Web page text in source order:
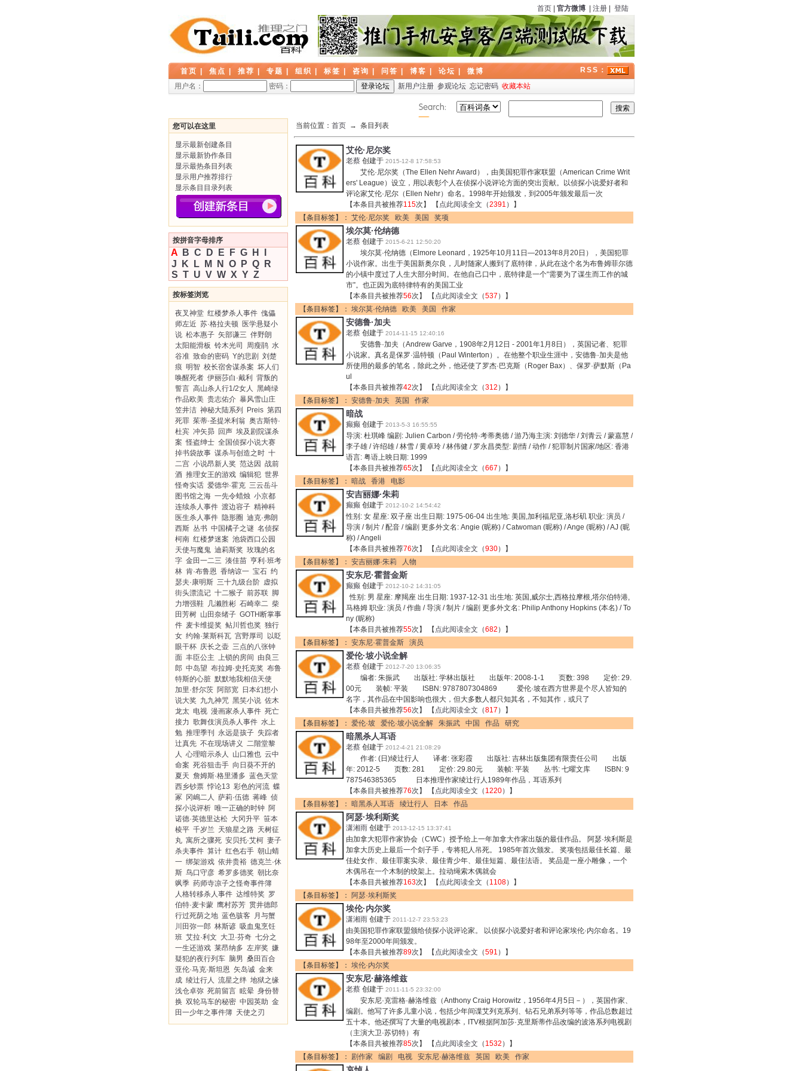
首页 官方微博 注册 登陆
首页 焦点 推荐 专题 组织 标签 咨询 问答 博客 论坛 微博
RSS：
用户名：
密码： 新用户注册 参观论坛 忘记密码 收藏本站
您可以在这里
显示最新创建条目
显示最新协作条目
显示最热条目列表
显示用户推荐排行
显示条目目录列表
按拼音字母排序
A B C D E F G H
J
K L M N O P Q
R
S T U V W X Y Z
按标签浏览
夜叉神堂 红楼梦杀人事件 傀儡
师左近 苏·格拉夫顿 医学悬疑小
说 松本惠子 矢部谦三 伴野朗
太阳能滑板 铃木光司 周瘦鹃 水
谷准 致命的密码 Y的悲剧 刘楚
痕 明智 校长宿舍谋杀案 坏人们
唤醒死者 伊丽莎白·戴利
背叛的
誓言 高山杀人行1/2女人 黑崎绿
作品欧美 贵志佑介 暴风雪山庄
笠井洁 神秘大陆系列 Preis 第四
死罪 茱蒂·圣提米利翁 奥古斯特·
杜宾 冲矢昴 回声 埃及剧院谋杀
案 怪盗绅士 全国侦探小说大赛
掉书袋故事 谋杀与创造之时 十
二宫 小说昂新人奖 范达因 战前
酒 推理女王的游戏 编辑犯 世界
怪奇实话 爱德华·霍克 三云岳斗
图书馆之海 一先令蜡烛 小京都
连续杀人事件 渡边容子 精神科
医生杀人事件 隐形圈 迪克·弗朗
西斯 丛书 中国橘子之谜 名侦探
柯南 红楼梦迷案 池袋西口公园
天使与魔鬼 迪莉斯奖 玫瑰的名
字 金田一二三 湊佳苗 亨利·班考
林 肯·布鲁恩 香纳谅一 宝石 约
瑟夫·康明斯 三十九级台阶 虚拟
街头漂流记 十二猴子 前苏联 脚
力增强鞋 几濑胜彬 石崎幸二 柴
田芳树 山田奈绪子 GOTH断掌事
件 麦卡维提奖 鲇川哲也奖 独行
女 约翰·莱斯科瓦 宫野厚司
以眨
眼干杯 庆长之壶 三点的八张钟
面 丰臣公主 上锁的房间
由良三
郎 中岛望 布拉姆·史托克奖 布鲁
特斯的心脏 默默地我相信天使
加里·舒尔茨 阿部宽 日本幻想小
说大奖 九九神咒 黑笑小说 佐木
龙太 电视 漫画家杀人事件 死亡
接力 歌舞伎演员杀人事件 水上
勉 推理季刊 永远是孩子 失踪者
辻真先 不在现场讲义 二階堂黎
人 心理暗示杀人 山口雅也 云中
命案 死谷狙击手 向日葵不开的
夏天 詹姆斯·格里潘多 蓝色天堂
西乡钞票 悖论13 彩色的河流 蝶
冢 冈嶋二人 萨莉·伍德 蒋峰 侦
探小说评析 唯一正确的时钟 阿
诺德·英德里达松 大冈升平 笹本
棱平 千岁兰 天狼星之路 天树征
丸 寓所之骤死 安贝托·艾柯 妻子
杀夫事件 算计 红色右手 朝山蜻
一 绑架游戏 依井贵裕 德克兰·休
斯 鸟口守彦 希罗多德奖 朝比奈
飒季 药师寺凉子之怪奇事件簿
人格转移杀人事件 达维特奖 罗
伯特·麦卡蒙 鹰村苏芳 贯井德郎
行过死荫之地 蓝色骇客 月与蟹
川田弥一郎 林斯谚 吸血鬼烹饪
班 艾拉·利文 大卫·芬奇 七分之
一生还游戏 莱昂纳多 左岸奖 嫌
疑犯的夜行列车 脑男 桑田百合
亚伦·马克·斯坦恩 矢岛诚 金来
成 绫辻行人 流星之绊 地狱之缘
浅仓卓弥 死前留言 眩晕 身份替
换 双轮马车的秘密 中园英助 金
田一少年之事件簿 天使之刃
当前位置： 首页 → 条目列表
艾伦·尼尔奖
老蔡 创建于 2015-12-8 17:58:53
艾伦·尼尔奖（The Ellen Nehr Award），由美国犯罪作家联盟（American Crime Writ
ers' League）设立，用以表彰个人在侦探小说评论方面的突出贡献。以侦探小说爱好者和
评论家艾伦·尼尔（Ellen Nehr）命名。1998年开始颁发，到2005年颁发最后一次
【本条目共被推荐115次】 【 点此阅读全文 （2391 ）】
【条目标签】： 艾伦·尼尔奖 欧美 美国 奖项
埃尔莫·伦纳德
老蔡 创建于 2015-6-21 12:50:20
埃尔莫·伦纳德（Elmore Leonard，1925年10月11日—2013年8月20日），美国犯罪
小说作家。出生于美国新奥尔良，儿时随家人搬到了底特律，从此在这个名为布鲁姆菲尔德
的小镇中度过了人生大部分时间。在他自己口中，底特律是一个“需要为了谋生而工作的城
市”。也正因为底特律特有的美国工业
【本条目共被推荐56次】 【 点此阅读全文 （537 ）】
【条目标签】： 埃尔莫·伦纳德 欧美 美国 作家
安德鲁·加夫
老蔡 创建于 2014-11-15 12:40:16
安德鲁·加夫（Andrew Garve，1908年2月12日 - 2001年1月8日），英国记者、犯罪
小说家。真名是保罗·温特顿（Paul Winterton）。在他整个职业生涯中，安德鲁·加夫是他
所使用的最多的笔名，除此之外，他还使了罗杰·巴克斯（Roger Bax）、保罗·萨默斯（Pa
ul
【本条目共被推荐42次】 【 点此阅读全文 （312 ）】
【条目标签】： 安德鲁·加夫 英国 作家
暗战
癫癫 创建于 2013-5-3 16:55:55
导演: 杜琪峰 编剧: Julien Carbon / 劳伦特·考蒂奥德 / 游乃海主演: 刘德华 / 刘青云 / 蒙嘉慧 /
李子雄 / 许绍雄 / 林雪 / 黄卓玲 / 林伟健 / 罗永昌类型: 剧情 / 动作 / 犯罪制片国家/地区: 香港
语言: 粤语上映日期: 1999
【本条目共被推荐65次】 【 点此阅读全文 （667 ）】
【条目标签】： 暗战 香港 电影
安吉丽娜·朱莉
癫癫 创建于 2012-10-2 14:54:42
性别: 女 星座: 双子座 出生日期: 1975-06-04 出生地: 美国,加利福尼亚,洛杉矶 职业: 演员 /
导演 / 制片 / 配音 / 编剧 更多外文名: Angie (昵称) / Catwoman (昵称) / Ange (昵称) / AJ (昵
称) / Angeli
【本条目共被推荐76次】 【 点此阅读全文 （930）】
【条目标签】： 安吉丽娜·朱莉 人物
安东尼·霍普金斯
癫癫 创建于 2012-10-2 14:31:05
性别: 男 星座: 摩羯座 出生日期: 1937-12-31 出生地: 英国,威尔士,西格拉摩根,塔尔伯特港,
马格姆 职业: 演员 / 作曲 / 导演 / 制片 / 编剧 更多外文名: Philip Anthony Hopkins (本名) / To
ny (昵称)
【本条目共被推荐55次】 【 点此阅读全文 （682 ）】
【条目标签】： 安东尼·霍普金斯 演员
爱伦·坡小说全解
老蔡 创建于 2012-7-20 13:06:35
编者: 朱振武 出版社: 学林出版社 出版年: 2008-1-1 页数: 398 定价: 29.
00元 装帧: 平装 ISBN: 9787807304869 爱伦·坡在西方世界是个尽人皆知的
名字，其作品在中国影响也很大，但大多数人都只知其名，不知其作，或只了
【本条目共被推荐56次】 【 点此阅读全文 （817 ）】
【条目标签】： 爱伦·坡 爱伦·坡小说全解 朱振武 中国 作品 研究
暗黑杀人耳语
老蔡 创建于 2012-4-21 21:08:29
作者: (日)绫辻行人 译者: 张彩霞 出版社: 吉林出版集团有限责任公司 出版
年: 2012-5 页数: 281 定价: 29.80元 装帧: 平装 丛书: 七曜文库 ISBN: 9
787546385365 日本推理作家绫辻行人1989年作品，耳语系列
【本条目共被推荐76次】 【 点此阅读全文 （ 1220）】
【条目标签】： 暗黑杀人耳语 绫辻行人 日本 作品
阿瑟·埃利斯奖
潇湘雨 创建于 2013-12-15 13:37:41
由加拿大犯罪作家协会（CWC）授予给上一年加拿大作家出版的最佳作品。 阿瑟·埃利斯是
加拿大历史上最后一个刽子手，专将犯人吊死。 1985年首次颁发。 奖项包括最佳长篇、最
佳处女作、最佳罪案实录、最佳青少年、最佳短篇、最佳法语。 奖品是一座小雕像，一个
木偶吊在一个木制的绞架上。拉动绳索木偶就会
【本条目共被推荐163次】 【 点此阅读全文 （ 1108）】
【条目标签】： 阿瑟·埃利斯奖
埃伦·内尔奖
潇湘雨 创建于 2011-12-7 23:53:23
由美国犯罪作家联盟颁给侦探小说评论家。 以侦探小说爱好者和评论家埃伦·内尔命名。19
98年至2000年间颁发。
【本条目共被推荐89次】 【 点此阅读全文 （591 ）】
【条目标签】： 埃伦·内尔奖
安东尼·赫洛维兹
老蔡 创建于 2011-11-5 23:32:00
安东尼·克雷格·赫洛维兹（Anthony Craig Horowitz，1956年4月5日－），英国作家、
编剧。他写了许多儿童小说，包括少年间谍艾列克系列、钻石兄弟系列等等，作品总数超过
五十本。他还撰写了大量的电视剧本，ITV根据阿加莎·克里斯蒂作品改编的波洛系列电视剧
（主演大卫·苏切特）有
【本条目共被推荐85次】 【 点此阅读全文 （ 1532 ）】
【条目标签】： 剧作家 编剧 电视 安东尼·赫洛维兹 英国 欧美 作家